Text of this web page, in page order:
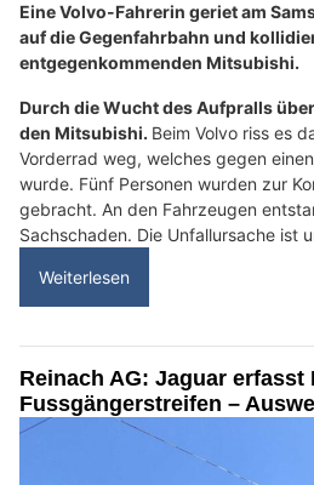
Eine Volvo-Fahrerin geriet am
auf die Gegenfahrbahn und
entgegenkommenden Mitsubishi.
Durch die Wucht des Aufpralls
den Mitsubishi. Beim Volvo riss es
Vorderrad weg, welches gegen
wurde. Fünf Personen wurden zur
gebracht. An den Fahrzeugen
Sachschaden. Die Unfallursache ist
Weiterlesen
Reinach AG: Jaguar erfasst
Fussgängerstreifen –